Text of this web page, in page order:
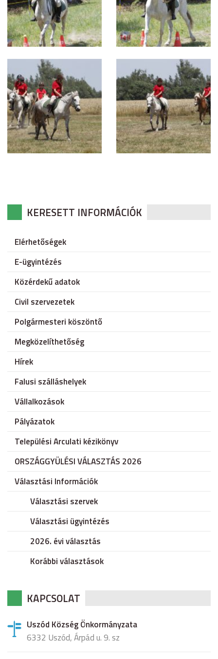
KERESETT INFORMÁCIÓK
Elérhetőségek
E-ügyintézés
Közérdekű adatok
Civil szervezetek
Polgármesteri köszöntő
Megközelíthetőség
Hírek
Falusi szálláshelyek
Vállalkozások
Pályázatok
Települési Arculati kézikönyv
ORSZÁGGYÜLÉSI VÁLASZTÁS 2026
Választási Információk
Választási szervek
Választási ügyintézés
2026. évi választás
Korábbi választások
KAPCSOLAT
Uszód Község Önkormányzata
6332 Uszód, Árpád u. 9. sz